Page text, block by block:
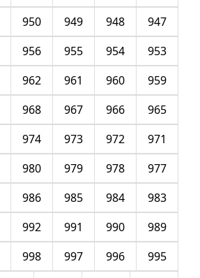
947
948
949
950
953
954
955
956
959
960
961
962
965
966
967
968
971
972
973
974
977
978
979
980
983
984
985
986
989
990
991
992
995
996
997
998